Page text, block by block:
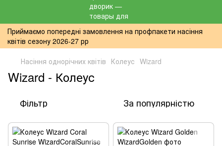
Приймаємо попередні замовлення на профпакети насіння
квітів сезону 2026-27 рр
Насіння однорічних квітів Колеус Wizard
Wizard - Колеус
Фільтр За популярністю